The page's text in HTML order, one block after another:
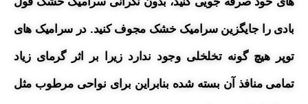
بادی را جایگزین سرامیک خشک مجوف کنید. در سرامیک های
توپر هیچ گونه تخلخلی وجود ندارد زیرا بر اثر گرمای زیاد
تمامی منافذ آن بسته شده بنابراین برای نواحی مرطوب مثل